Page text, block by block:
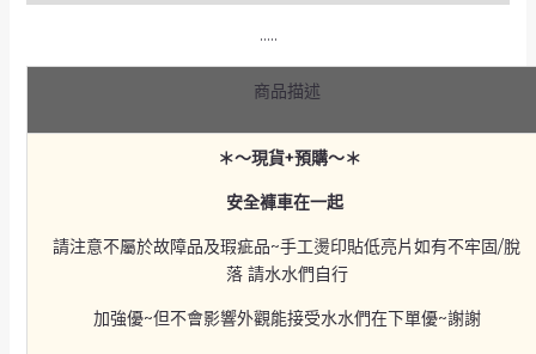
…..
商品描述
＊～現貨+預購～＊
安全褲車在一起
請注意不屬於故障品及瑕疵品~手工燙印貼低亮片如有不牢固/脫
落 請水水們自行
加強優~但不會影響外觀能接受水水們在下單優~謝謝